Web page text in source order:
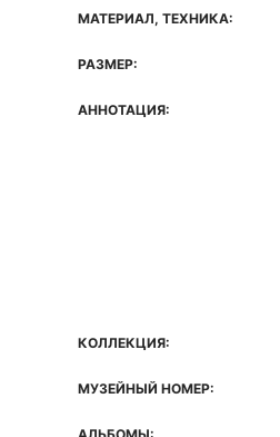
МАТЕРИАЛ, ТЕХНИКА:
РАЗМЕР:
АННОТАЦИЯ:
КОЛЛЕКЦИЯ:
МУЗЕЙНЫЙ НОМЕР: